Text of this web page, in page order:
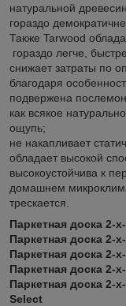
натуральной
гораздо
Также Tarwood
гораздо легче,
снижает затраты по
благодаря
подвержена
как всякое
ощупь;
не накапливает
обладает высокой
высокоустойчива к
домашнем
трескается.
Паркетная доска 2-
Паркетная доска 2-
Паркетная доска 2-
Паркетная доска 2-
Паркетная доска 2-
Select